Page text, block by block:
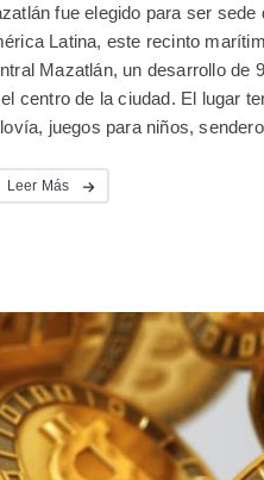
fue elegido para ser
Latina, este recinto
Mazatlán, un desarrollo de
centro de la ciudad. El lugar
juegos para niños,
Leer Más